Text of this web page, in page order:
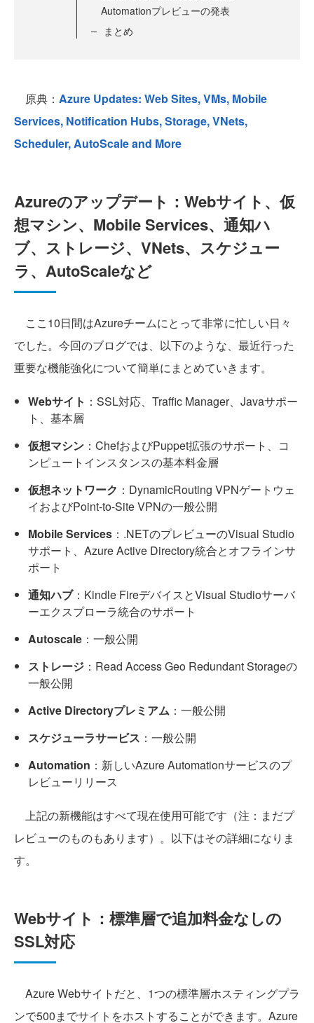
Automationプレビューの発表
まとめ
原典： Azure Updates: Web Sites, VMs, Mobile
Services, Notification Hubs, Storage, VNets,
Scheduler, AutoScale and More
Azureのアップデート：Webサイト、仮
想マシン、Mobile Services、通知ハ
ブ、ストレージ、VNets、スケジュー
ラ、AutoScaleなど
ここ10日間はAzureチームにとって非常に忙しい日々
でした。今回のブログでは、以下のような、最近行った
重要な機能強化について簡単にまとめていきます。
Webサイト ：SSL対応、Traffic Manager、Javaサポー
ト、基本層
仮想マシン ：ChefおよびPuppet拡張のサポート、コ
ンピュートインスタンスの基本料金層
仮想ネットワーク ：DynamicRouting VPNゲートウェ
イおよびPoint-to-Site VPNの一般公開
Mobile Services ：.NETのプレビューのVisual Studio
サポート、Azure Active Directory統合とオフラインサ
ポート
通知ハブ：Kindle FireデバイスとVisual Studioサーバ
ーエクスプローラ統合のサポート
Autoscale ：一般公開
ストレージ ：Read Access Geo Redundant Storageの
一般公開
Active Directoryプレミアム ：一般公開
スケジューラサービス ：一般公開
Automation ：新しいAzure Automationサービスのプ
レビューリリース
上記の新機能はすべて現在使用可能です（注：まだプ
レビューのものもあります）。以下はその詳細になりま
す。
Webサイト：標準層で追加料金なしの
SSL対応
Azure Webサイトだと、1つの標準層ホスティングプラ
ンで500までサイトをホストすることができます。Azure